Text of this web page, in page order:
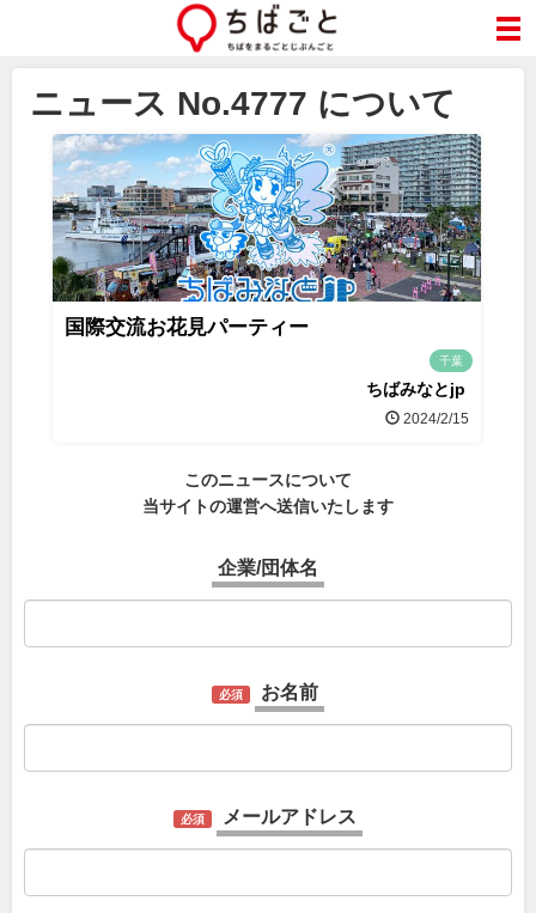
ニュース No.4777 について
国際交流お花見パーティー
千葉
ちばみなとjp
2024/2/15
このニュースについて
当サイトの運営へ送信いたします
企業/団体名
必須 お名前
必須 メールアドレス